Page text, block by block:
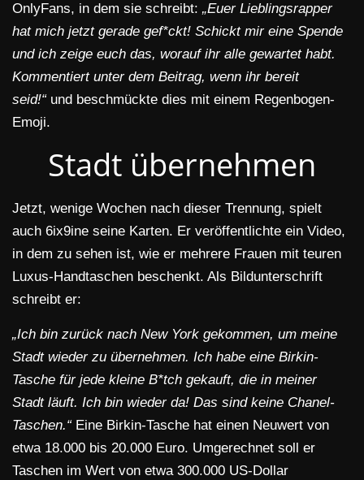
OnlyFans, in dem sie schreibt: „Euer Lieblingsrapper
hat mich jetzt gerade gef*ckt! Schickt mir eine Spende
und ich zeige euch das, worauf ihr alle gewartet habt.
Kommentiert unter dem Beitrag, wenn ihr bereit
seid!“ und beschmückte dies mit einem Regenbogen-
Emoji.
Stadt übernehmen
Jetzt, wenige Wochen nach dieser Trennung, spielt
auch 6ix9ine seine Karten. Er veröffentlichte ein Video,
in dem zu sehen ist, wie er mehrere Frauen mit teuren
Luxus-Handtaschen beschenkt. Als Bildunterschrift
schreibt er:
„Ich bin zurück nach New York gekommen, um meine
Stadt wieder zu übernehmen. Ich habe eine Birkin-
Tasche für jede kleine B*tch gekauft, die in meiner
Stadt läuft. Ich bin wieder da! Das sind keine Chanel-
Taschen.“ Eine Birkin-Tasche hat einen Neuwert von
etwa 18.000 bis 20.000 Euro. Umgerechnet soll er
Taschen im Wert von etwa 300.000 US-Dollar